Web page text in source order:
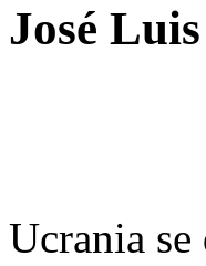
José
Ucrania